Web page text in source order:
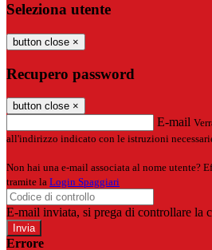
Seleziona utente
button close ×
Recupero password
button close ×
E-mail
all'indirizzo indicato con le istruzioni
Non hai una e-mail associata al nome utente?
tramite la Login Spaggiari
E-mail inviata, si prega di controllare la
Errore